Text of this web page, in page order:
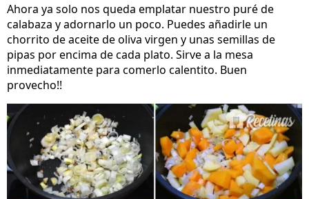
Ahora ya solo nos queda emplatar nuestro puré de
calabaza y adornarlo un poco. Puedes añadirle un
chorrito de aceite de oliva virgen y unas semillas de
pipas por encima de cada plato. Sirve a la mesa
inmediatamente para comerlo calentito. Buen
provecho!!